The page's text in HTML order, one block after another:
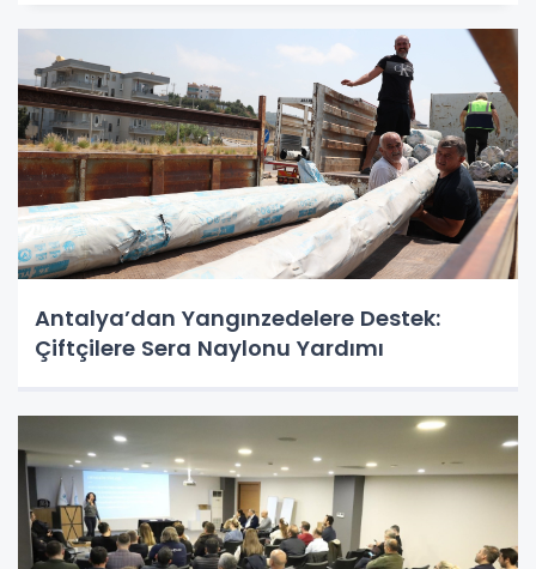
Antalya’dan Yangınzedelere Destek:
Çiftçilere Sera Naylonu Yardımı